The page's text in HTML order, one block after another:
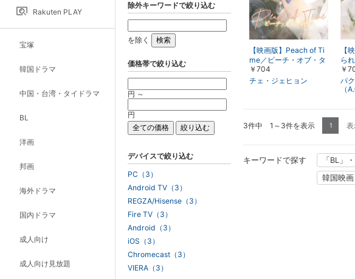
Rakuten PLAY
宝塚
韓国ドラマ
中国・台湾・タイドラマ
BL
洋画
邦画
海外ドラマ
国内ドラマ
成人向け
成人向け見放題
【映画版】Peach of Ti
me／ピーチ・オブ・タ
イム
￥704
チェ・ジェヒョン
【
ら
￥
パ
（
3件中 1～3件を表示 1 表
キーワードで探す 「BL」
韓国映画
除外キーワードで絞り込む
を除く
価格帯で絞り込む
円 ～
円
デバイスで絞り込む
PC（3）
Android TV（3）
REGZA/Hisense（3）
Fire TV（3）
Android（3）
iOS（3）
Chromecast（3）
VIERA（3）